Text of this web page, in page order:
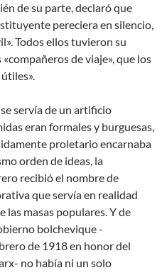
de su parte, declaró que
pereciera en silencio,
Todos ellos tuvieron su
de viaje», que los
servía de un artificio
eran formales y burguesas,
proletario encarnaba
orden de ideas, la
recibió el nombre de
que servía en realidad
las masas populares. Y de
bolchevique -
de 1918 en honor del
no había ni un solo